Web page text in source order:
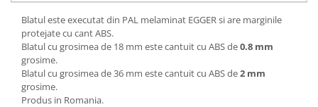
Blatul este executat din PAL melaminat EGGER si are marginile
protejate cu cant ABS.
Blatul cu grosimea de 18 mm este cantuit cu ABS de0.8 mm
grosime.
Blatul cu grosimea de 36 mm este cantuit cu ABS de2 mm
grosime.
Produs in Romania.